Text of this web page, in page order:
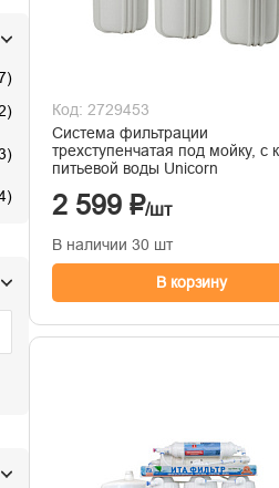
)
)
)
)
Код: 2729453
Система фильтрации
трехступенчатая под мойку, с
питьевой воды Unicorn
2 599 ₽/шт
В наличии 30 шт
В корзину